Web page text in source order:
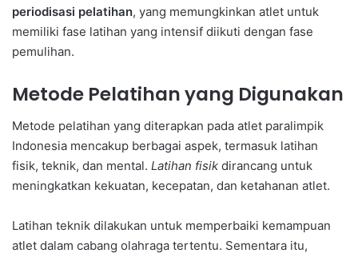
periodisasi pelatihan, yang memungkinkan atlet untuk
memiliki fase latihan yang intensif diikuti dengan fase
pemulihan.
Metode Pelatihan yang Digunakan
Metode pelatihan yang diterapkan pada atlet paralimpik
Indonesia mencakup berbagai aspek, termasuk latihan
fisik, teknik, dan mental. Latihan fisik dirancang untuk
meningkatkan kekuatan, kecepatan, dan ketahanan atlet.
Latihan teknik dilakukan untuk memperbaiki kemampuan
atlet dalam cabang olahraga tertentu. Sementara itu,